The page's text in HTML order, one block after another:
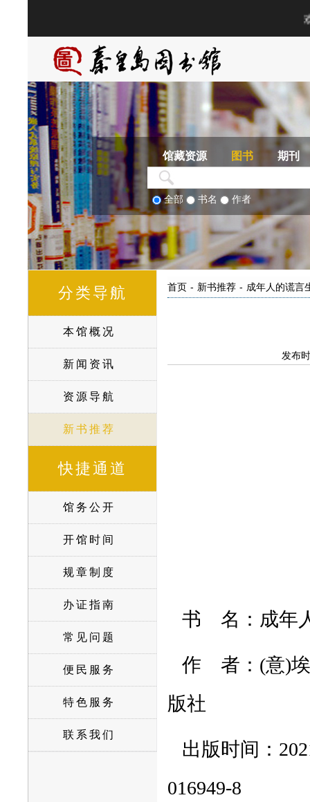
馆藏资源 图书 期刊
全部 书名 作者
分类导航
本馆概况
新闻资讯
资源导航
新书推荐
快捷通道
馆务公开
开馆时间
规章制度
办证指南
常见问题
便民服务
特色服务
联系我们
首页 - 新书推荐 - 成年人的谎言
发布
书 名：成年
作 者：(意)
版社
出版时间：
016949-8